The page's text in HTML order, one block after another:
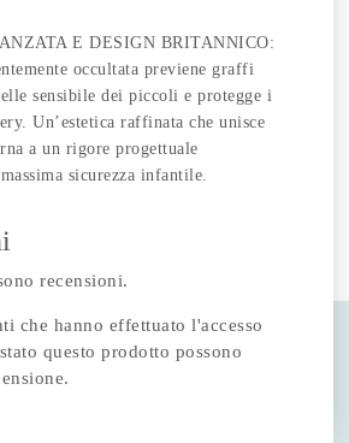
E DESIGN BRITANNICO:
occultata previene graffi
sensibile dei piccoli e protegge i
Un’estetica raffinata che unisce
a un rigore progettuale
sicurezza infantile.
recensioni.
che hanno effettuato l'accesso
questo prodotto possono